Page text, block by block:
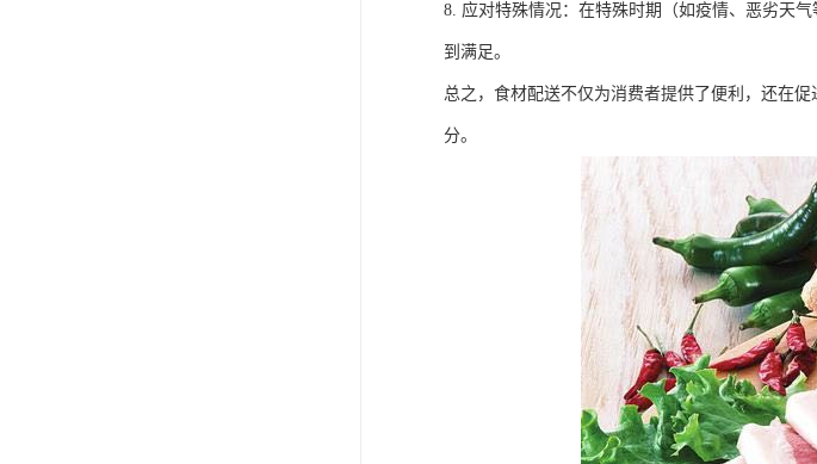
8. 应对特殊情况：在特殊时期（如疫情、恶劣天
到满足。
总之，食材配送不仅为消费者提供了便利，还在
分。